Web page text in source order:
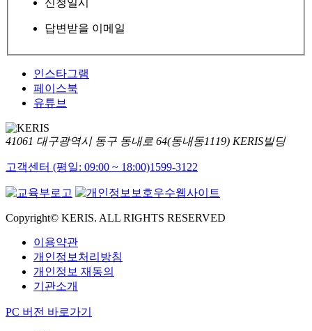
답변받을 이메일
인스타그램
페이스북
유튜브
41061 대구광역시 동구 동내로 64(동내동1119) KERIS빌딩
고객센터 (평일: 09:00 ~ 18:00)1599-3122
Copyright© KERIS. ALL RIGHTS RESERVED
이용약관
개인정보처리방침
개인정보 재동의
기관소개
PC 버전 바로가기